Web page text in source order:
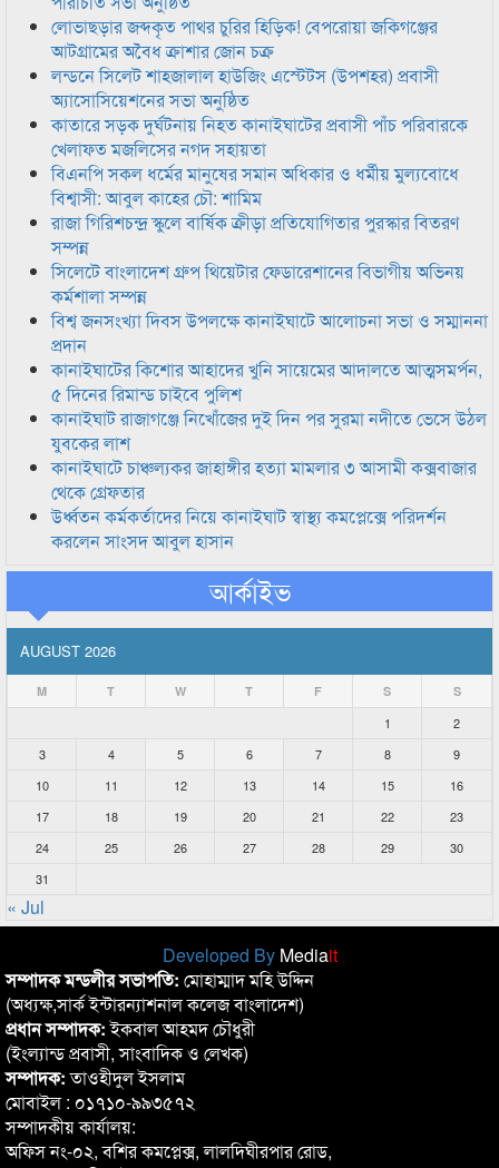
লোভাছড়ার জব্দকৃত পাথর চুরির হিড়িক! বেপরোয়া জকিগঞ্জের
আটগ্রামের অবৈধ ক্রাশার জোন চক্র
লন্ডনে সিলেট শাহজালাল হাউজিং এস্টেটস (উপশহর) প্রবাসী
অ্যাসোসিয়েশনের সভা অনুষ্ঠিত
কাতারে সড়ক দুর্ঘটনায় নিহত কানাইঘাটের প্রবাসী পাঁচ পরিবারকে
খেলাফত মজলিসের নগদ সহায়তা
বিএনপি সকল ধর্মের মানুষের সমান অধিকার ও ধর্মীয় মুল্যবোধে
বিশ্বাসী: আবুল কাহের চৌ: শামিম
রাজা গিরিশচন্দ্র স্কুলে বার্ষিক ক্রীড়া প্রতিযোগিতার পুরস্কার বিতরণ
সম্পন্ন
সিলেটে বাংলাদেশ গ্রুপ থিয়েটার ফেডারেশানের বিভাগীয় অভিনয়
কর্মশালা সম্পন্ন
বিশ্ব জনসংখ্যা দিবস উপলক্ষে কানাইঘাটে আলোচনা সভা ও সম্মাননা
প্রদান
কানাইঘাটের কিশোর আহাদের খুনি সায়েমের আদালতে আত্মসমর্পন,
৫ দিনের রিমান্ড চাইবে পুলিশ
কানাইঘাট রাজাগঞ্জে নিখোঁজের দুই দিন পর সুরমা নদীতে ভেসে উঠল
যুবকের লাশ
কানাইঘাটে চাঞ্চল্যকর জাহাঙ্গীর হত্যা মামলার ৩ আসামী কক্সবাজার
থেকে গ্রেফতার
উর্ধ্বতন কর্মকর্তাদের নিয়ে কানাইঘাট স্বাস্থ্য কমপ্লেক্সে পরিদর্শন
করলেন সাংসদ আবুল হাসান
আর্কাইভ
AUGUST 2026
M T W T F S S
1
2
3
4 5 6 7 8
9
10
11 12 13 14 15
16
17
18 19 20 21 22
23
24
25 26 27 28 29
30
31
« Jul
Developed By Mediait
সম্পাদক মন্ডলীর সভাপতি: মোহাম্মাদ মহি উদ্দিন
(অধ্যক্ষ,সার্ক ইন্টারন্যাশনাল কলেজ বাংলাদেশ)
প্রধান সম্পাদক:ইকবাল আহমদ চৌধুরী
(ইংল্যান্ড প্রবাসী, সাংবাদিক ও লেখক)
সম্পাদক:তাওহীদুল ইসলাম
মোবাইল : ০১৭১০-৯৯৩৫৭২
সম্পাদকীয় কার্যালয়:
অফিস নং-০২, বশির কমপ্লেক্স, লালদিঘীরপার রোড,